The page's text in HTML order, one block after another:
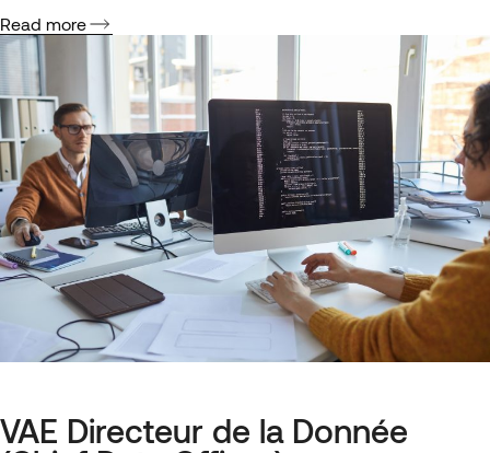
correspondant à ses compétences. Contrairement à la
formation classique, qui vise à développer de…
Read more
VAE Directeur de la Donnée